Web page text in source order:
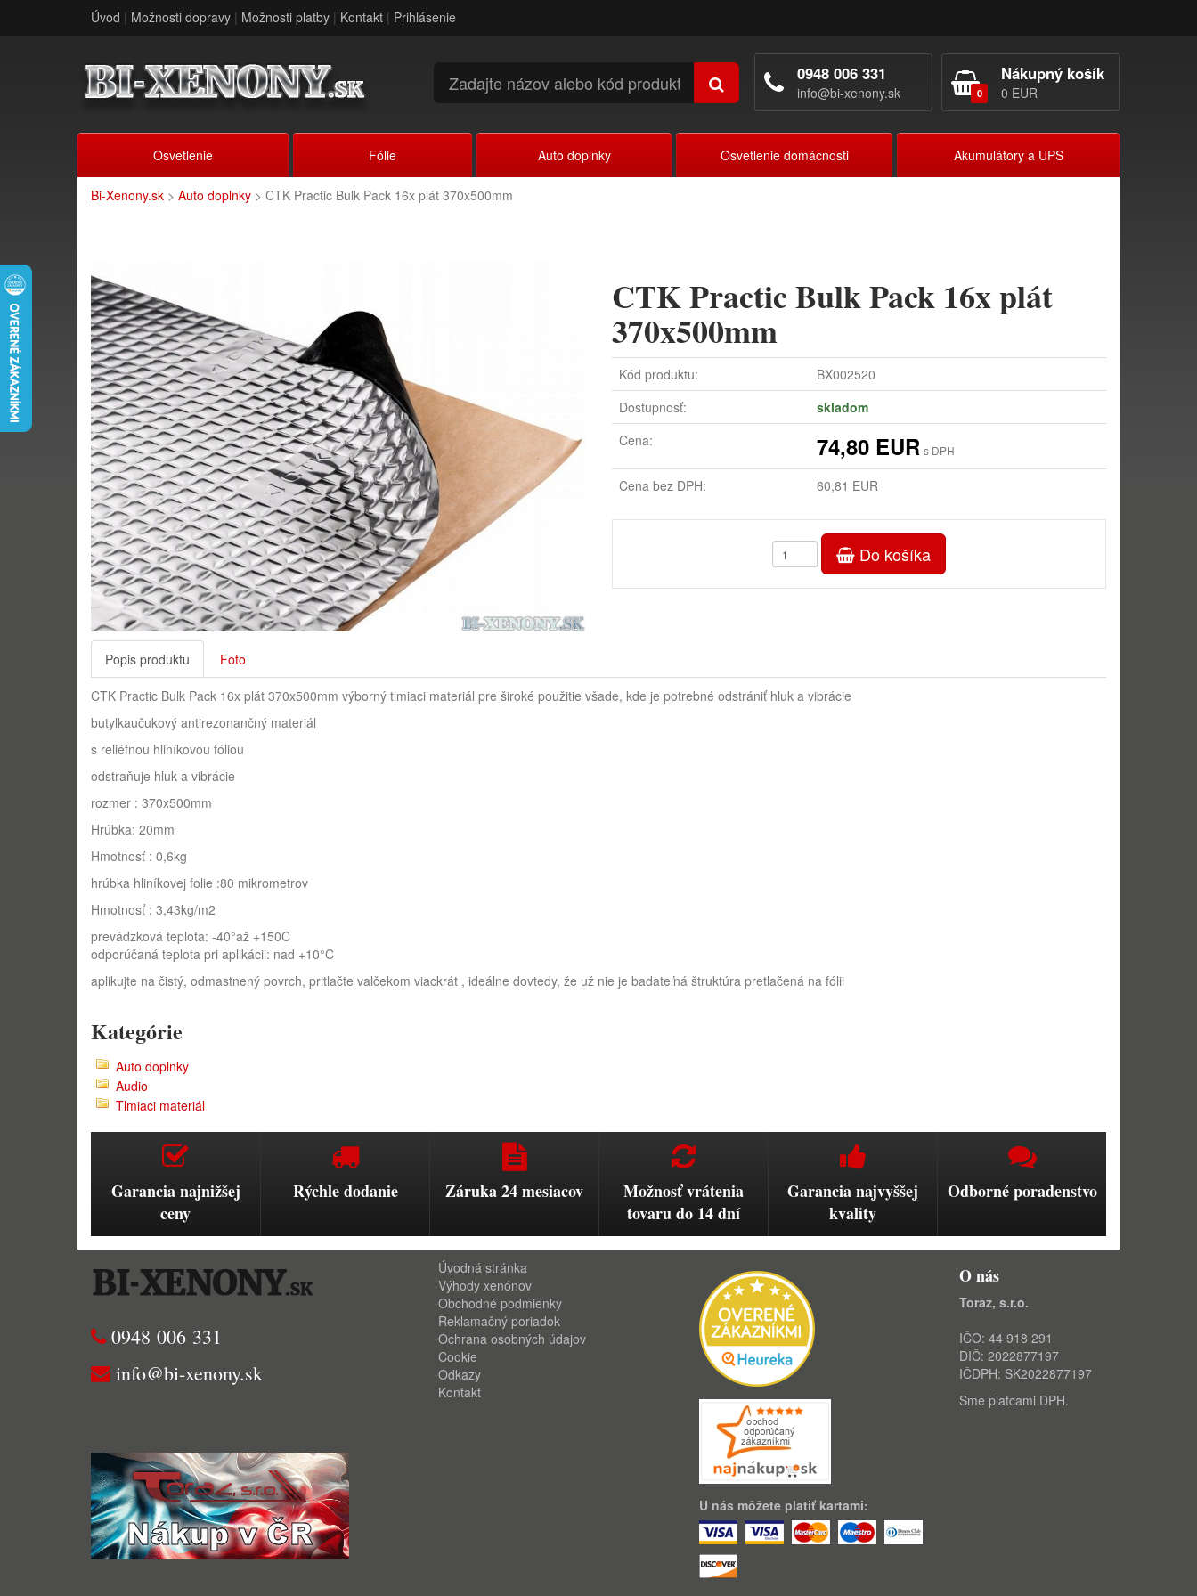
Úvod | Možnosti dopravy | Možnosti platby | Kontakt | Prihlásenie
0
Nákupný košík
0 EUR
0948 006 331
info@bi-xenony.sk
Osvetlenie Fólie Auto doplnky Osvetlenie domácnosti Akumulátory a UPS
Bi-Xenony.sk > Auto doplnky > CTK Practic Bulk Pack 16x plát 370x500mm
CTK Practic Bulk Pack 16x plát
370x500mm
Kód produktu:
BX002520
Dostupnosť:
skladom
Cena:
74,80 EUR s DPH
Cena bez DPH: 60,81 EUR
Do košíka
Popis produktu Foto
CTK Practic Bulk Pack 16x plát 370x500mm výborný tlmiaci materiál pre široké použitie všade, kde je potrebné odstrániť hluk a vibrácie
butylkaučukový antirezonančný materiál
s reliéfnou hliníkovou fóliou
odstraňuje hluk a vibrácie
rozmer : 370x500mm
Hrúbka: 20mm
Hmotnosť : 0,6kg
hrúbka hliníkovej folie :80 mikrometrov
Hmotnosť : 3,43kg/m2
prevádzková teplota: -40°až +150C
odporúčaná teplota pri aplikácii: nad +10°C
aplikujte na čistý, odmastnený povrch, pritlačte valčekom viackrát , ideálne dovtedy, že už nie je badateľná štruktúra pretlačená na fólii
Kategórie
Auto doplnky
Audio
Tlmiaci materiál
Garancia najnižšej
ceny
Rýchle dodanie Záruka 24 mesiacov
Možnosť vrátenia
tovaru do 14 dní
Garancia najvyššej
kvality
Odborné poradenstvo
0948 006 331
info@bi-xenony.sk
Úvodná stránka
Výhody xenónov
Obchodné podmienky
Reklamačný poriadok
Ochrana osobných údajov
Cookie
Odkazy
Kontakt
U nás môžete platiť kartami:
O nás
Toraz, s.r.o.
IČO: 44 918 291
DIČ: 2022877197
IČDPH: SK2022877197
Sme platcami DPH.